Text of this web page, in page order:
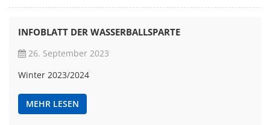
INFOBLATT DER WASSERBALLSPARTE
26. September 2023
Winter 2023/2024
MEHR LESEN